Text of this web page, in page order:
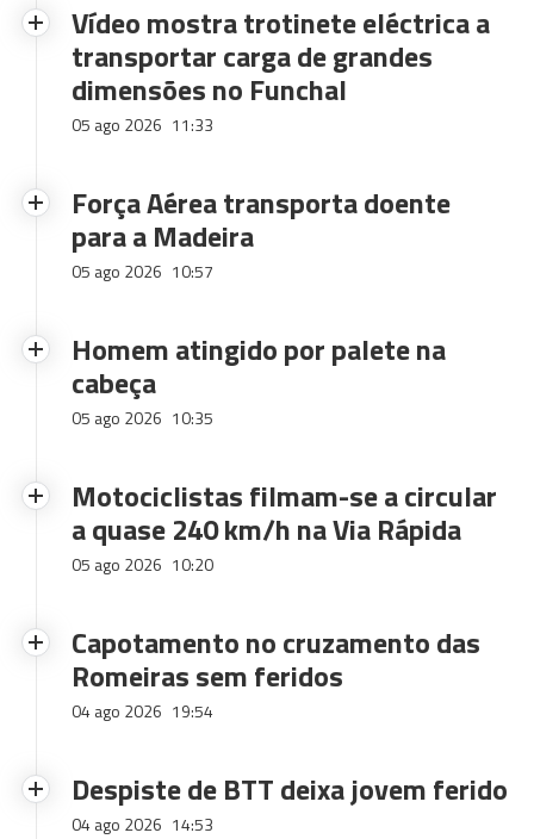
Vídeo mostra trotinete eléctrica a
transportar carga de grandes
dimensões no Funchal
05 ago 2026 11:33
Força Aérea transporta doente
para a Madeira
05 ago 2026 10:57
Homem atingido por palete na
cabeça
05 ago 2026 10:35
Motociclistas filmam-se a circular
a quase 240 km/h na Via Rápida
05 ago 2026 10:20
Capotamento no cruzamento das
Romeiras sem feridos
04 ago 2026 19:54
Despiste de BTT deixa jovem ferido
04 ago 2026 14:53